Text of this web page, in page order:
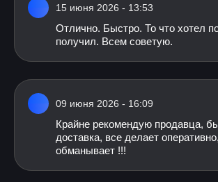
15 июня 2026 - 13:53
Отлично. Быстро. То что хотел
получил. Всем советую.
09 июня 2026 - 16:09
Крайне рекомендую продавца,
доставка, все делает
обманывает !!!